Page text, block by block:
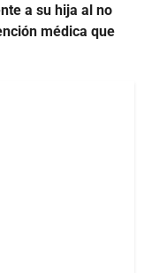
a su hija al no
médica que